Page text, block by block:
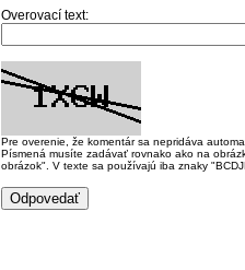
Overovací text:
Pre overenie, že komentár sa nepridáva
Písmená musíte zadávať rovnako ako na
obrázok". V texte sa používajú iba znaky